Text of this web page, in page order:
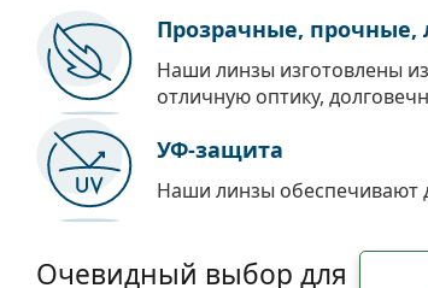
Прозрачные, прочные,
Наши линзы изготовлены
отличную оптику,
УФ-защита
Наши линзы обеспечивают
Очевидный выбор для